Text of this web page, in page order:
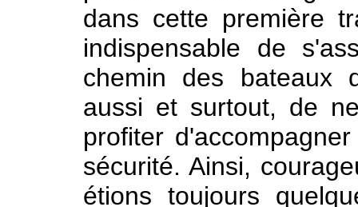
dans cette première
indispensable de
chemin des bateaux
aussi et surtout, de
profiter
sécurité. Ainsi,
étions toujours